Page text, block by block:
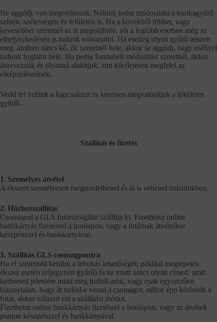
Ne aggódj, van megoldásunk. Nálunk tudsz módosítani a karikagyűrű
színén, szélességén és felületén is. Ha a kövekből többet, vagy
kevesebbet szeretnél az is megoldható, sőt a legtöbb esetben még az
elhelyezkedésén is tudunk változtatni. Ha esetleg olyan gyűrű tetszett
meg, amiben nincs kő, de szeretnél bele, akkor se aggódj, nagy eséllyel
tudunk foglalni bele. Ha pedig formabeli módosítást szeretnél, akkor
áttervezzük és olyanná alakítjuk, ami tökéletesen megfelel az
elképzelésednek.
Vedd fel velünk a kapcsolatot és közösen megvalósítjuk a tökéletes
gyűrűt.
Szállítás és fizetés
1. Személyes átvétel
A ékszert személyesen megrendelheted és át is veheted üzletünkben.
2. Házhozszállítás
Csomagod a GLS futárszolgálat szállítja ki. Fizethetsz online
bankkártyás fizetéssel a honlapon, vagy a futárnak átvételkor
készpénzzel és bankkártyával.
3. Szállítás GLS csomagpontra
Ha el szeretnéd kerülni a lebukás lehetőségét, például meglepetés
ékszer esetén (eljegyzési gyűrű) és ez miatt nincs olyan címed, amit
kedvesed jelenléte miatt meg tudnál adni, vagy csak egyszerűen
bizonytalan, hogy át tudod-e venni a csomagot, mikor épp kézbesíti a
futár, akkor válaszd ezt a szállítási módot.
Fizethetsz online bankkártyás fizetéssel a honlapon, vagy az átvételi
ponton készpénzzel és bankkártyával.